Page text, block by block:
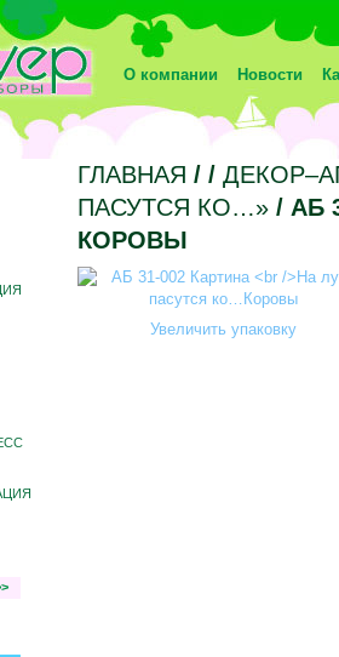
О компании Новости
ГЛАВНАЯ / /
ПАСУТСЯ КО…» / АБ
КОРОВЫ
Увеличить упаковку